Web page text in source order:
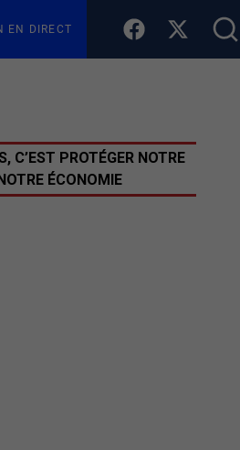
EN DIRECT
C’EST PROTÉGER NOTRE
ÉCONOMIE